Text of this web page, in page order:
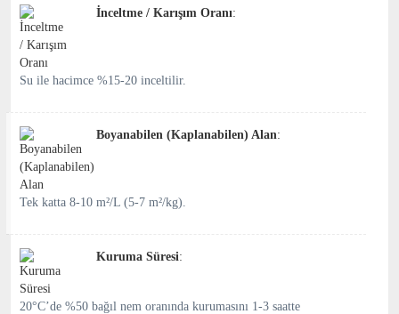
İnceltme / Karışım Oranı:
Su ile hacimce %15-20 inceltilir.
Boyanabilen (Kaplanabilen) Alan:
Tek katta 8-10 m²/L (5-7 m²/kg).
Kuruma Süresi:
20°C’de %50 bağıl nem oranında kurumasını 1-3 saatte